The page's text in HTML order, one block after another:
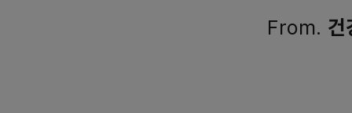
From. 건